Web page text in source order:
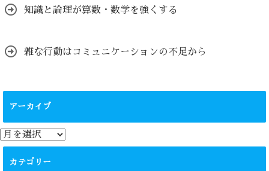
知識と論理が算数・数学を強くする
雑な行動はコミュニケーションの不足から
アーカイブ
ア
ー
カテゴリー